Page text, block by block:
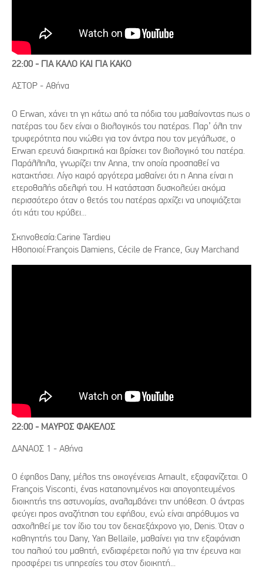
22:00 - ΓΙΑ ΚΑΛO ΚΑΙ ΓΙΑ ΚΑΚO
ΑΣΤΟΡ - Αθήνα
O Erwan, χάνει τη γη κάτω από τα πόδια του μαθαίνοντας πως ο
πατέρας του δεν είναι ο βιολογικός του πατέρας. Παρ’ όλη την
τρυφερότητα που νιώθει για τον άντρα που τον μεγάλωσε, ο
Erwan ερευνά διακριτικά και βρίσκει τον βιολογικό του πατέρα.
Παράλληλα, γνωρίζει την Anna, την οποία προσπαθεί να
κατακτήσει. Λίγο καιρό αργότερα μαθαίνει ότι η Anna είναι η
ετεροθαλής αδελφή του. Η κατάσταση δυσκολεύει ακόμα
περισσότερο όταν ο θετός του πατέρας αρχίζει να υποψιάζεται
ότι κάτι του κρύβει...
Σκηνοθεσία:Carine Tardieu
Ηθοποιοί:François Damiens, Cécile de France, Guy Marchand
22:00 - ΜΑΥΡΟΣ ΦΑΚΕΛΟΣ
ΔΑΝΑΟΣ 1 - Αθήνα
O έφηβος Dany, μέλος της οικογένειας Arnault, εξαφανίζεται. Ο
François Visconti, ένας καταπονημένος και απογοητευμένος
διοικητής της αστυνομίας, αναλαμβάνει την υπόθεση. Ο άντρας
φεύγει προς αναζήτηση του εφήβου, ενώ είναι απρόθυμος να
ασχοληθεί με τον ίδιο του τον δεκαεξάχρονο γιο, Denis. Όταν ο
καθηγητής του Dany, Yan Bellaile, μαθαίνει για την εξαφάνιση
του παλιού του μαθητή, ενδιαφέρεται πολύ για την έρευνα και
προσφέρει τις υπηρεσίες του στον διοικητή...